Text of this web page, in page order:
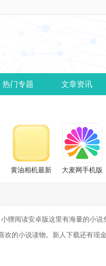
热门专题 文章资讯
黄油相机最新
大麦网手机版
狸阅读安卓版这里有海量的小说
欢的小说读物。新人下载还有现